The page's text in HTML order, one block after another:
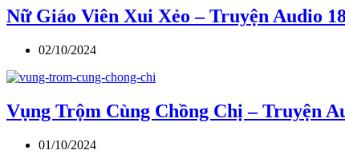
Nữ Giáo Viên Xui Xẻo – Truyện Audio
02/10/2024
Vụng Trộm Cùng Chồng Chị – Truyện
01/10/2024